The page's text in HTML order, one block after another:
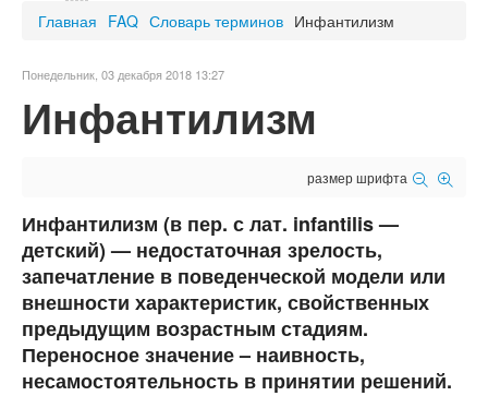
Главная FAQ Словарь терминов Инфантилизм
Понедельник, 03 декабря 2018 13:27
Инфантилизм
размер шрифта
Инфантилизм (в пер. с лат. infantilis —
детский) — недостаточная зрелость,
запечатление в поведенческой модели или
внешности характеристик, свойственных
предыдущим возрастным стадиям.
Переносное значение – наивность,
несамостоятельность в принятии решений.